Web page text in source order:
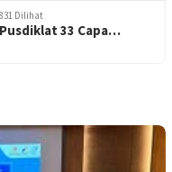
831 Dilihat
33 Capa…